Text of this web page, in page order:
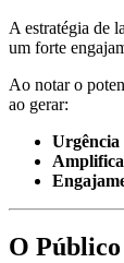
A estratégia de
um forte
Ao notar o
ao gerar:
Urgência
O